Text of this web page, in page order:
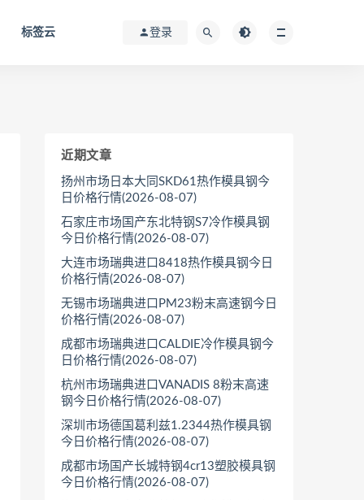
标签云 登录
近期文章
扬州市场日本大同SKD61热作模具钢今
日价格行情(2026-08-07)
石家庄市场国产东北特钢S7冷作模具钢
今日价格行情(2026-08-07)
大连市场瑞典进口8418热作模具钢今日
价格行情(2026-08-07)
无锡市场瑞典进口PM23粉末高速钢今日
价格行情(2026-08-07)
成都市场瑞典进口CALDIE冷作模具钢今
日价格行情(2026-08-07)
杭州市场瑞典进口VANADIS 8粉末高速
钢今日价格行情(2026-08-07)
深圳市场德国葛利兹1.2344热作模具钢
今日价格行情(2026-08-07)
成都市场国产长城特钢4cr13塑胶模具钢
今日价格行情(2026-08-07)